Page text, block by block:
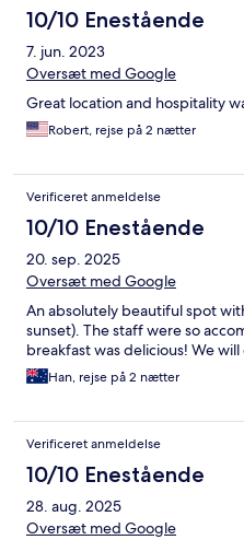
10/10 Enestående
7. jun. 2023
Oversæt med Google
Great location and hospitality
Robert, rejse på 2 nætter
Verificeret anmeldelse
10/10 Enestående
20. sep. 2025
Oversæt med Google
An absolutely beautiful spot
sunset). The staff were so
breakfast was delicious! We
Han, rejse på 2 nætter
Verificeret anmeldelse
10/10 Enestående
28. aug. 2025
Oversæt med Google